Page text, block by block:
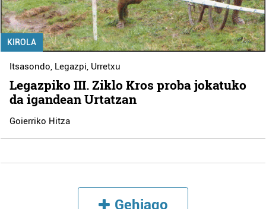
KIROLA
Itsasondo Legazpi Urretxu
Legazpiko III. Ziklo Kros proba jokatuko
da igandean Urtatzan
Goierriko Hitza
Gehiago